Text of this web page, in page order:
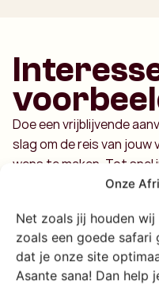
Onze
Net zoals jij houden
zoals een goede
dat je onze site
Asante sana! Dan help
Doe een vrijblijvende
slag om de reis van jouw
wens te maken. Tot snel